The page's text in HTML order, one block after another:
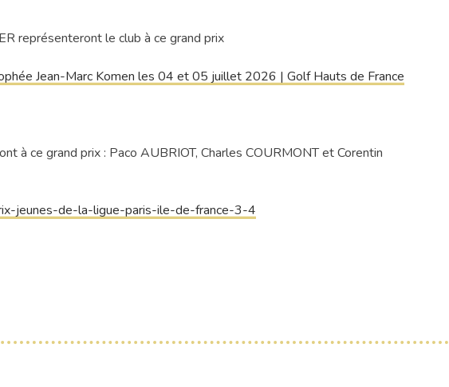
représenteront le club à ce grand prix
Jean-Marc Komen les 04 et 05 juillet 2026 | Golf Hauts de France
à ce grand prix : Paco AUBRIOT, Charles COURMONT et Corentin
jeunes-de-la-ligue-paris-ile-de-france-3-4